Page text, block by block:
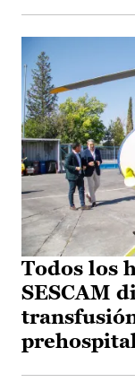
Todos los
SESCAM